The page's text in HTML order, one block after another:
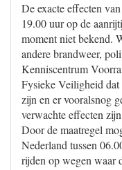
De exacte effecten
19.00 uur op de
moment niet bekend.
andere brandweer,
Kenniscentrum
Fysieke Veiligheid
zijn en er vooralsnog
verwachte effecten
Door de maatregel
Nederland tussen
rijden op wegen waar